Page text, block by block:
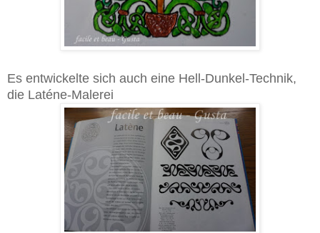
Es entwickelte sich auch eine Hell-Dunkel-Technik,
die Laténe-Malerei